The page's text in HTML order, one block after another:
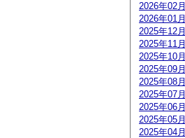
2026年02月
2026年01月
2025年12月
2025年11月
2025年10月
2025年09月
2025年08月
2025年07月
2025年06月
2025年05月
2025年04月